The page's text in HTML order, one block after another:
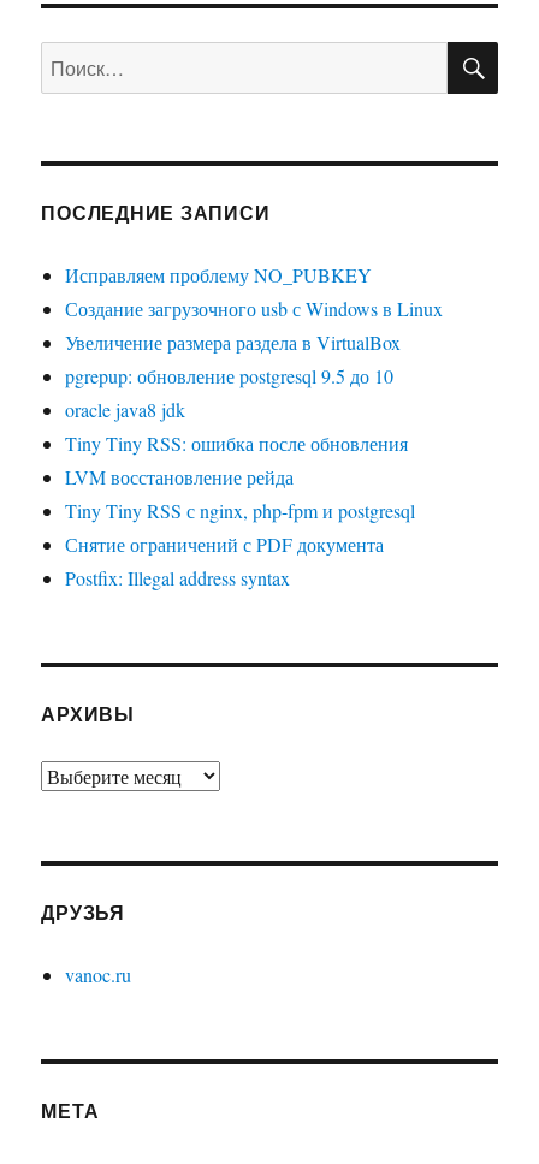
Искать:
ПОСЛЕДНИЕ ЗАПИСИ
Исправляем проблему NO_PUBKEY
Создание загрузочного usb с Windows в Linux
Увеличение размера раздела в VirtualBox
pgrepup: обновление postgresql 9.5 до 10
oracle java8 jdk
Tiny Tiny RSS: ошибка после обновления
LVM восстановление рейда
Tiny Tiny RSS с nginx, php-fpm и postgresql
Снятие ограничений с PDF документа
Postfix: Illegal address syntax
АРХИВЫ
Архивы
ДРУЗЬЯ
vanoc.ru
МЕТА